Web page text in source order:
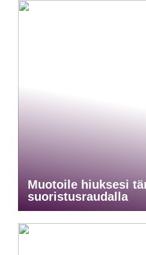
Muotoile hiuksesi
suoristusraudalla